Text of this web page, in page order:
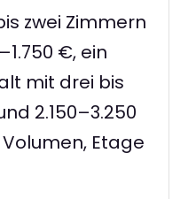
zwei Zimmern
€, ein
mit drei bis
2.150–3.250
Etage